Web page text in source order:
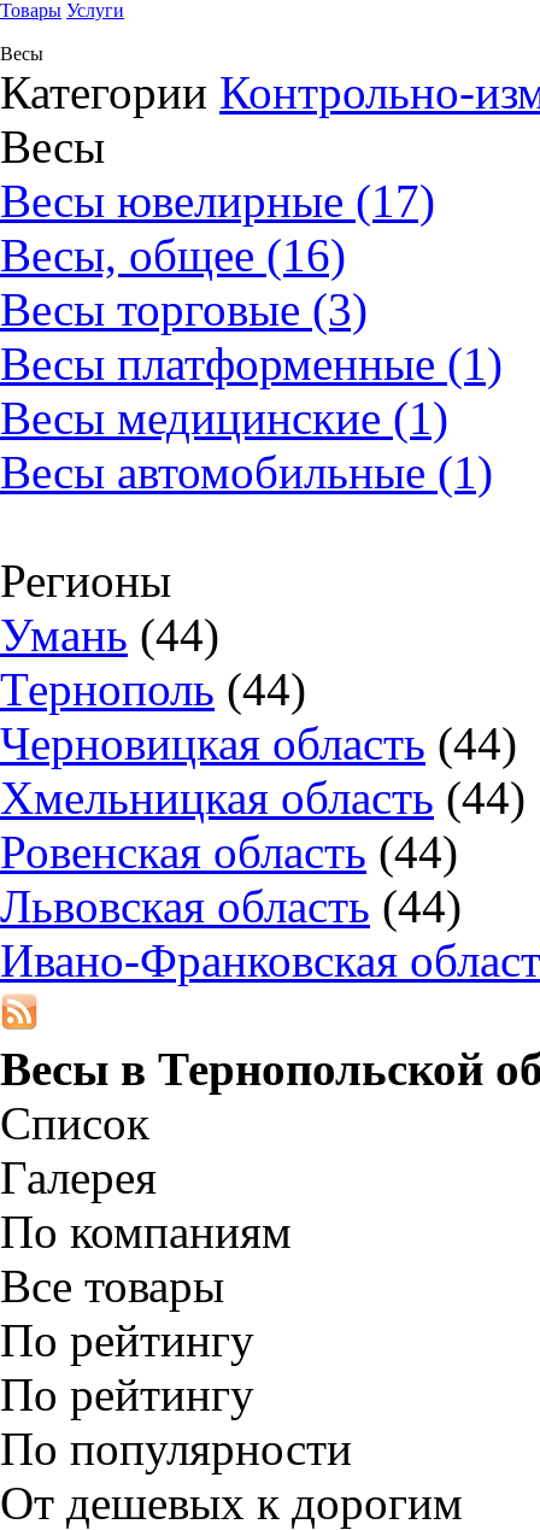
Товары Услуги
Весы
Категории Контрольно-
Весы
Весы ювелирные (17)
Весы, общее (16)
Весы торговые (3)
Весы платформенные (1)
Весы медицинские (1)
Весы автомобильные (1)
Регионы
Умань (44)
Тернополь (44)
Черновицкая область (44)
Хмельницкая область (44)
Ровенская область (44)
Львовская область (44)
Ивано-Франковская
Весы в Тернопольской
Список
Галерея
По компаниям
Все товары
По рейтингу
По рейтингу
По популярности
От дешевых к дорогим